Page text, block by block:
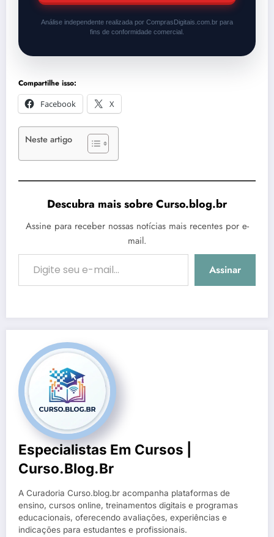
Análise independente realizada por ComprasDigitais.com.br para
fins de conformidade comercial.
Compartilhe isso:
Facebook
X
Neste artigo
Descubra mais sobre Curso.blog.br
Assine para receber nossas notícias mais recentes por e-
mail.
Digite seu e-mail…
Assinar
Especialistas Em Cursos |
Curso.blog.br
A Curadoria Curso.blog.br acompanha plataformas de
ensino, cursos online, treinamentos digitais e programas
educacionais, oferecendo avaliações, experiências e
indicações para estudantes e profissionais.